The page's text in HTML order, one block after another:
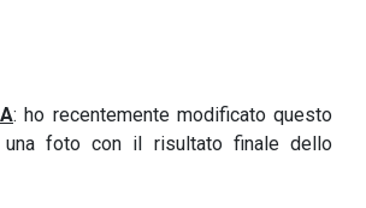
: ho recentemente modificato questo
una foto con il risultato finale dello